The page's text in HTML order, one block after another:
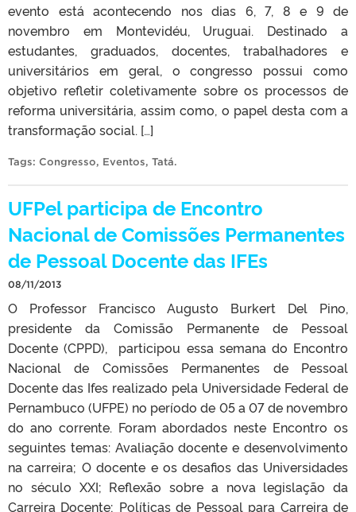
evento está acontecendo nos dias 6, 7, 8 e 9 de
novembro em Montevidéu, Uruguai. Destinado a
estudantes, graduados, docentes, trabalhadores e
universitários em geral, o congresso possui como
objetivo refletir coletivamente sobre os processos de
reforma universitária, assim como, o papel desta com a
transformação social. […]
Tags: Congresso, Eventos, Tatá.
UFPel participa de Encontro
Nacional de Comissões Permanentes
de Pessoal Docente das IFEs
08/11/2013
O Professor Francisco Augusto Burkert Del Pino,
presidente da Comissão Permanente de Pessoal
Docente (CPPD), participou essa semana do Encontro
Nacional de Comissões Permanentes de Pessoal
Docente das Ifes realizado pela Universidade Federal de
Pernambuco (UFPE) no período de 05 a 07 de novembro
do ano corrente. Foram abordados neste Encontro os
seguintes temas: Avaliação docente e desenvolvimento
na carreira; O docente e os desafios das Universidades
no século XXI; Reflexão sobre a nova legislação da
Carreira Docente; Políticas de Pessoal para Carreira de